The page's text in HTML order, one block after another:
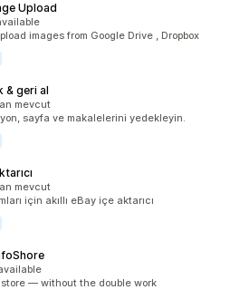
Upload
images from Google Drive , Dropbox
& geri al
mevcut
sayfa ve makalelerini yedekleyin.
mevcut
için akıllı eBay içe aktarıcı
— without the double work